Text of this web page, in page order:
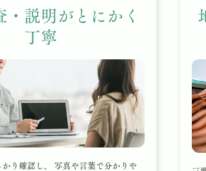
・説明がとにかく
丁寧
り確認し、 写真や言葉で分かりや